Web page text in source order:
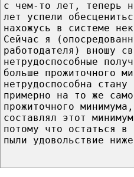
с чем-то лет, теперь
лет успели
нахожусь в системе
Сейчас я
работодателя) вношу
нетрудоспособные
больше прожиточного
нетрудоспособна
примерно на то же
прожиточного
составлял этот
потому что остаться в
пыли удовольствие